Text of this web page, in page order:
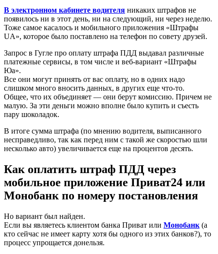
В электронном кабинете водителя никаких штрафов не
появилось ни в этот день, ни на следующий, ни через неделю.
Тоже самое касалось и мобильного приложения «Штрафы
UA», которое было поставлено на телефон по совету друзей.
Запрос в Гугле про оплату штрафа ПДД выдавал различные
платежные сервисы, в том числе и веб-вариант «Штрафы
Юа».
Все они могут принять от вас оплату, но в одних надо
слишком много вносить данных, в других еще что-то.
Общее, что их объединяет — они берут комиссию. Причем не
малую. За эти деньги можно вполне было купить и съесть
пару шоколадок.
В итоге сумма штрафа (по мнению водителя, выписанного
несправедливо, так как перед ним с такой же скоростью шли
несколько авто) увеличивается еще на процентов десять.
Как оплатить штраф ПДД через
мобильное приложение Приват24 или
Монобанк по номеру постановления
Но вариант был найден.
Если вы являетесь клиентом банка Приват или Монобанк (а
кто сейчас не имеет карту хотя бы одного из этих банков?), то
процесс упрощается донельзя.